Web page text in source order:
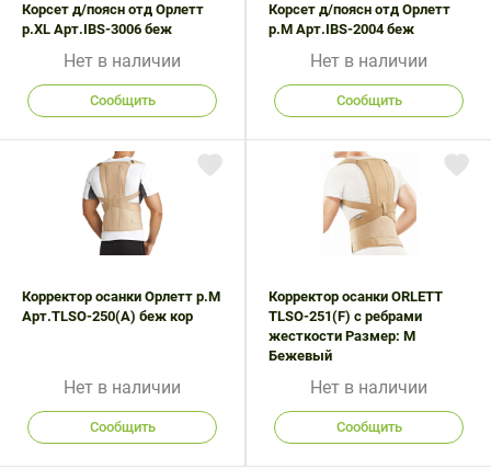
Корсет д/поясн отд Орлетт
р.XL Арт.IBS-3006 беж
Нет в наличии
Сообщить
Корсет д/поясн отд Орлетт
р.M Арт.IBS-2004 беж
Нет в наличии
Сообщить
Корректор осанки Орлетт р.M
Арт.TLSO-250(A) беж кор
Нет в наличии
Сообщить
Корректор осанки ORLETT
TLSO-251(F) с ребрами
жесткости Размер: M
Бежевый
Нет в наличии
Сообщить